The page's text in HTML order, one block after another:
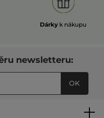
Dárky k nákupu
newsletteru:
OK